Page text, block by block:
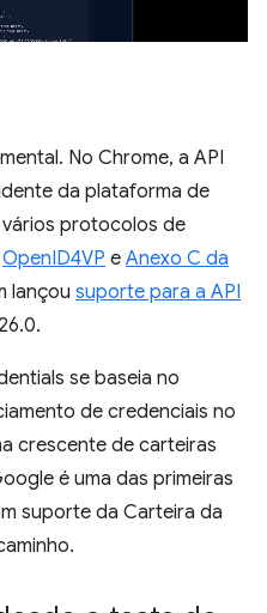
No Chrome, a API
da plataforma de
protocolos de
OpenID4VP e Anexo C da
lançou suporte para a API
se baseia no
de credenciais no
crescente de carteiras
é uma das primeiras
suporte da Carteira da